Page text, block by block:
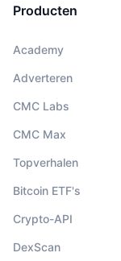
Producten
Academy
Adverteren
CMC Labs
CMC Max
Topverhalen
Bitcoin ETF's
Crypto-API
DexScan